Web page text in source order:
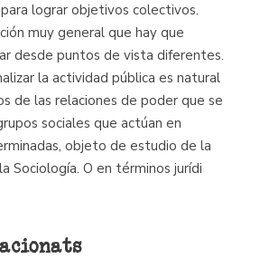
lograr objetivos colectivos.
muy general que hay que
desde puntos de vista diferentes.
la actividad pública es natural
de las relaciones de poder que se
sociales que actúan en
objeto de estudio de la
Sociología. O en términos jurídi